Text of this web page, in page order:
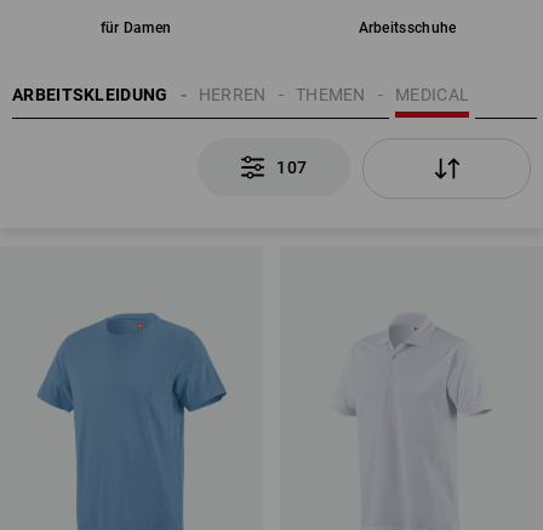
für Damen Arbeitsschuhe
ARBEITSKLEIDUNG MEDICAL
THEMEN
HERREN
107